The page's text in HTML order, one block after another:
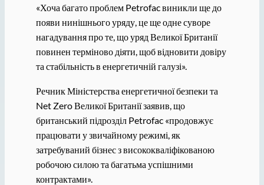
«Хоча багато проблем Petrofac виникли ще до
появи нинішнього уряду, це ще одне суворе
нагадування про те, що уряд Великої Британії
повинен терміново діяти, щоб відновити довіру
та стабільність в енергетичній галузі».
Речник Міністерства енергетичної безпеки та
Net Zero Великої Британії заявив, що
британський підрозділ Petrofac «продовжує
працювати у звичайному режимі, як
затребуваний бізнес з висококваліфікованою
робочою силою та багатьма успішними
контрактами».